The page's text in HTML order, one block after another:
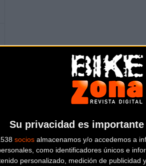
Su privacidad es
socios almacenamos y/o accedemos a
como identificadores únicos e
personalizado, medición de publicidad